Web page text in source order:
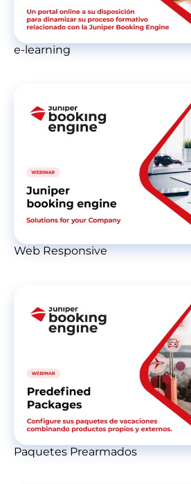
e-learning
Web Responsive
Paquetes Prearmados